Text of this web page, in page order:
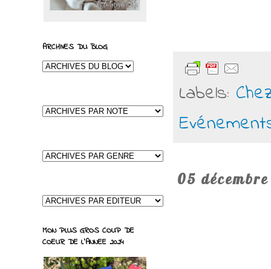
Labels:
05
ARCHIVES DU BLOG
MON PLUS GROS COUP DE
COEUR DE L'ANNEE 2024